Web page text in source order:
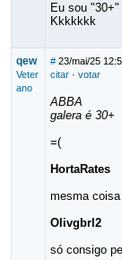
Eu sou
Kkkkkkk
qew
Veter
ano
# 23/mai/25
citar· votar
ABBA
galera é 30+
=(
HortaRates
mesma coisa
Olivgbrl2
só consigo